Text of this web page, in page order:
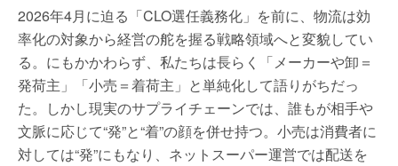
2026年4月に迫る「CLO選任義務化」を前に、物流は効
率化の対象から経営の舵を握る戦略領域へと変貌してい
る。にもかかわらず、私たちは長らく「メーカーや卸＝
発荷主」「小売＝着荷主」と単純化して語りがちだっ
た。しかし現実のサプライチェーンでは、誰もが相手や
文脈に応じて“発”と“着”の顔を併せ持つ。小売は消費者に
対しては“発”にもなり、ネットスーパー運営では配送を